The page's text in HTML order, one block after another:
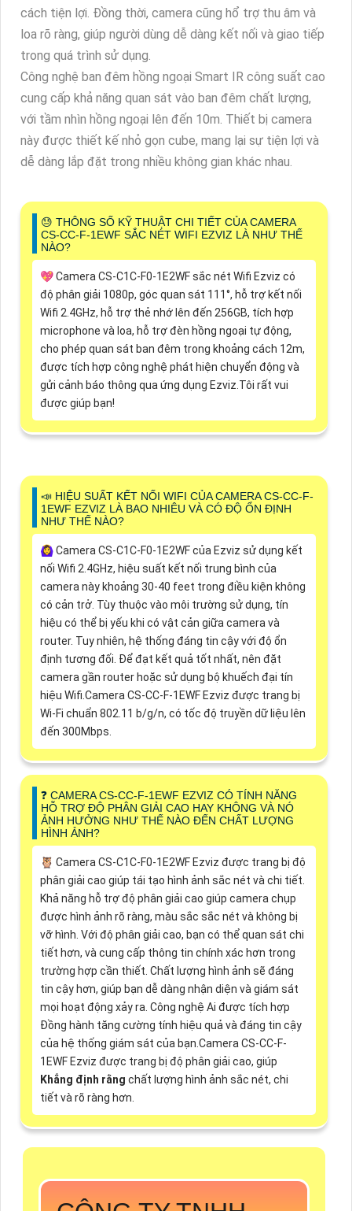
cách tiện lợi. Đồng thời, camera cũng hổ trợ thu âm và
loa rõ ràng, giúp người dùng dễ dàng kết nối và giao tiếp
trong quá trình sử dụng.
Công nghệ ban đêm hồng ngoại Smart IR công suất cao
cung cấp khả năng quan sát vào ban đêm chất lượng,
với tầm nhìn hồng ngoại lên đến 10m. Thiết bị camera
này được thiết kế nhỏ gọn cube, mang lại sự tiện lợi và
dễ dàng lắp đặt trong nhiều không gian khác nhau.
😓 THÔNG SỐ KỸ THUẬT CHI TIẾT CỦA CAMERA
CS-CC-F-1EWF SẮC NÉT WIFI EZVIZ LÀ NHƯ THẾ
NÀO?
💖 Camera CS-C1C-F0-1E2WF sắc nét Wifi Ezviz có
độ phân giải 1080p, góc quan sát 111°, hỗ trợ kết nối
Wifi 2.4GHz, hỗ trợ thẻ nhớ lên đến 256GB, tích hợp
microphone và loa, hỗ trợ đèn hồng ngoại tự động,
cho phép quan sát ban đêm trong khoảng cách 12m,
được tích hợp công nghệ phát hiện chuyển động và
gửi cảnh báo thông qua ứng dụng Ezviz.Tôi rất vui
được giúp bạn!
📣 HIỆU SUẤT KẾT NỐI WIFI CỦA CAMERA CS-CC-F-
1EWF EZVIZ LÀ BAO NHIÊU VÀ CÓ ĐỘ ỔN ĐỊNH
NHƯ THẾ NÀO?
🙆‍♀️ Camera CS-C1C-F0-1E2WF của Ezviz sử dụng kết
nối Wifi 2.4GHz, hiệu suất kết nối trung bình của
camera này khoảng 30-40 feet trong điều kiện không
có cản trở. Tùy thuộc vào môi trường sử dụng, tín
hiệu có thể bị yếu khi có vật cản giữa camera và
router. Tuy nhiên, hệ thống đáng tin cậy với độ ổn
định tương đối. Để đạt kết quả tốt nhất, nên đặt
camera gần router hoặc sử dụng bộ khuếch đại tín
hiệu Wifi.Camera CS-CC-F-1EWF Ezviz được trang bị
Wi-Fi chuẩn 802.11 b/g/n, có tốc độ truyền dữ liệu lên
đến 300Mbps.
❓ CAMERA CS-CC-F-1EWF EZVIZ CÓ TÍNH NĂNG
HỖ TRỢ ĐỘ PHÂN GIẢI CAO HAY KHÔNG VÀ NÓ
ẢNH HƯỞNG NHƯ THẾ NÀO ĐẾN CHẤT LƯỢNG
HÌNH ẢNH?
🦉 Camera CS-C1C-F0-1E2WF Ezviz được trang bị độ
phân giải cao giúp tái tạo hình ảnh sắc nét và chi tiết.
Khả năng hỗ trợ độ phân giải cao giúp camera chụp
được hình ảnh rõ ràng, màu sắc sắc nét và không bị
vỡ hình. Với độ phân giải cao, bạn có thể quan sát chi
tiết hơn, và cung cấp thông tin chính xác hơn trong
trường hợp cần thiết. Chất lượng hình ảnh sẽ đáng
tin cậy hơn, giúp bạn dễ dàng nhận diện và giám sát
mọi hoạt động xảy ra. Công nghệ Ai được tích hợp
Đồng hành tăng cường tính hiệu quả và đáng tin cậy
của hệ thống giám sát của bạn.Camera CS-CC-F-
1EWF Ezviz được trang bị độ phân giải cao, giúp
Khẳng định rằng chất lượng hình ảnh sắc nét, chi
tiết và rõ ràng hơn.